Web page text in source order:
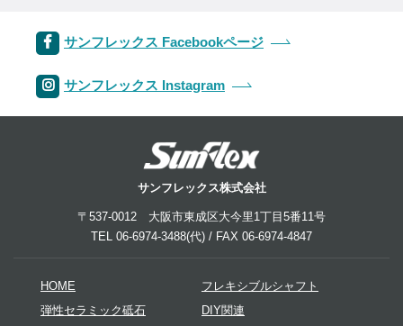
サンフレックス Facebookページ
サンフレックス Instagram
サンフレックス株式会社
〒537-0012 大阪市東成区大今里1丁目5番11号
TEL 06-6974-3488(代) / FAX 06-6974-4847
HOME
フレキシブルシャフト
弾性セラミック砥石
DIY関連